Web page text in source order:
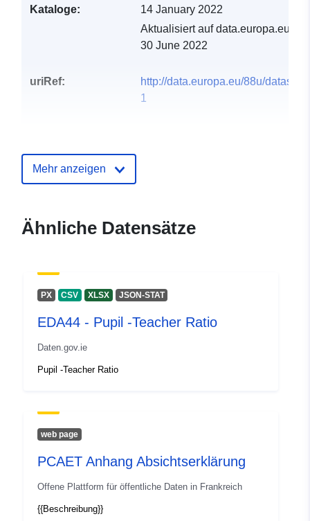
Kataloge:
14 January 2022
Aktualisiert auf data.europa.eu:
30 June 2022
uriRef:
http://data.europa.eu/88u/dataset/
1
Mehr anzeigen
Ähnliche Datensätze
PX CSV XLSX JSON-STAT
EDA44 - Pupil -Teacher Ratio
Daten.gov.ie
Pupil -Teacher Ratio
web page
PCAET Anhang Absichtserklärung
Offene Plattform für öffentliche Daten in Frankreich
{{Beschreibung}}